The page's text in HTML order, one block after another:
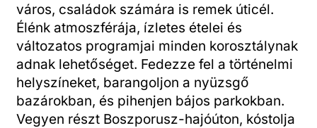
város, családok számára is remek úticél.
Élénk atmoszférája, ízletes ételei és
változatos programjai minden korosztálynak
adnak lehetőséget. Fedezze fel a történelmi
helyszíneket, barangoljon a nyüzsgő
bazárokban, és pihenjen bájos parkokban.
Vegyen részt Boszporusz-hajóúton, kóstolja